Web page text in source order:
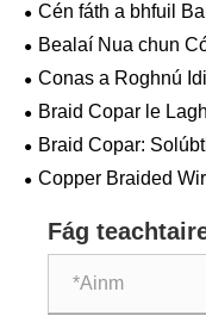
Cén fáth a bhfuil
maidir le Bonneagar
Nascacht Ard-
Bealaí Nua chun
Conas a Roghnú
agus Babhta?
Braid Copar le
Níos Áisiúla？
Braid Copar:
Copper Braided
Fág